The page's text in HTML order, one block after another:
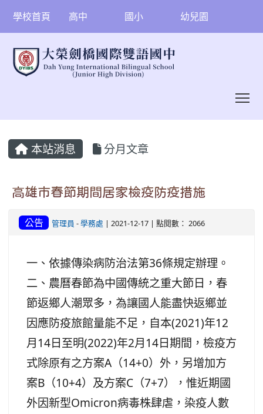
學校首頁 高中 國小 幼兒園
本站消息 分月文章
高雄市春節期間居家檢疫防疫措施
公告 管理員 -學務處 | 2021-12-17 | 點閱數： 2066
一、依據傳染病防治法第36條規定辦理。
二、農曆春節為中國傳統之重大節日，春
節返鄉人潮眾多，為讓國人能盡快返鄉並
因應防疫旅館量能不足，自本(2021)年12
月14日至明(2022)年2月14日期間，檢疫方
式除原有之方案A（14+0）外，另增加方
案B（10+4）及方案C（7+7），惟近期國
外因新型Omicron病毒株肆虐，染疫人數